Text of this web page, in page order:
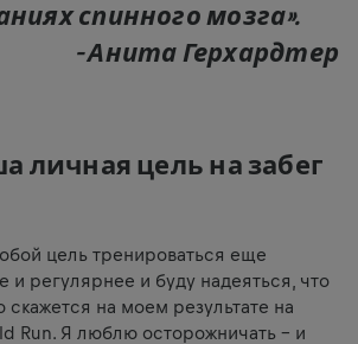
спинного мозга».
– Анита Герхардтер
личная цель на забег
цель тренироваться еще
и регулярнее и буду надеяться, что
скажется на моем результате на
Run. Я люблю осторожничать – и